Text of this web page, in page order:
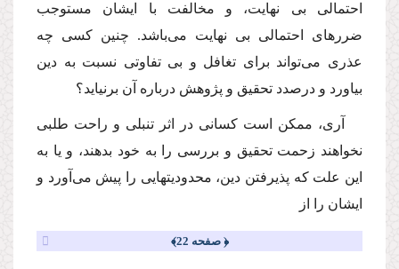
احتمالى بى نهایت، و مخالفت با ایشان مستوجب
ضررهاى احتمالى بى نهایت مى‌باشد. چنین كسى چه
عذرى مى‌تواند براى تغافل و بى تفاوتى نسبت به دین
بیاورد و درصدد تحقیق و پژوهش درباره آن برنیاید؟
آرى، ممكن است كسانى در اثر تنبلى و راحت طلبى
نخواهند زحمت تحقیق و بررسى را به خود بدهند، و یا به
این علت كه پذیرفتن دین، محدودیتهایى را پیش مى‌آورد و
ایشان را از
﴿ صفحه 22﴾